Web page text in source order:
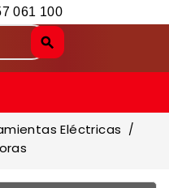
061 100
Eléctricas